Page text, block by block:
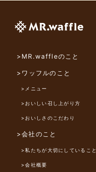
>MR.waffleのこと
>ワッフルのこと
>メニュー
>おいしい召し上がり方
>おいしさのこだわり
>会社のこと
>私たちが大切にしていること
>会社概要